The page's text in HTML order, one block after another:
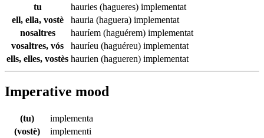
tu
hauries (hagueres) implementat
ell, ella, vostè
hauria (haguera) implementat
nosaltres
hauríem (haguérem) implementat
vosaltres, vós
hauríeu (haguéreu) implementat
ells, elles, vostès haurien (hagueren) implementat
Imperative mood
(tu)
implementa
(vostè)
implementi